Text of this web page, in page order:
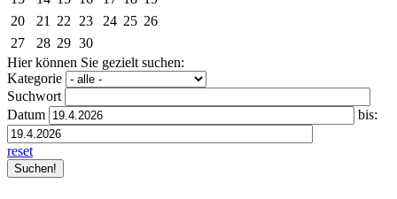
20
21 22 23 24 25 26
27
28 29 30
Hier können Sie gezielt suchen:
Kategorie
Suchwort
Datum
bis:
reset